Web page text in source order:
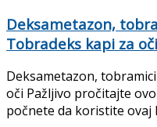
Deksametazon,
Tobradeks kapi za oči
Deksametazon,
oči Pažljivo pročitajte
počnete da koristite ovaj